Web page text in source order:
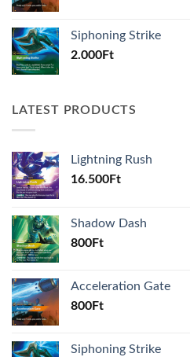
Siphoning Strike
2.000Ft
LATEST PRODUCTS
Lightning Rush
16.500Ft
Shadow Dash
800Ft
Acceleration Gate
800Ft
Siphoning Strike